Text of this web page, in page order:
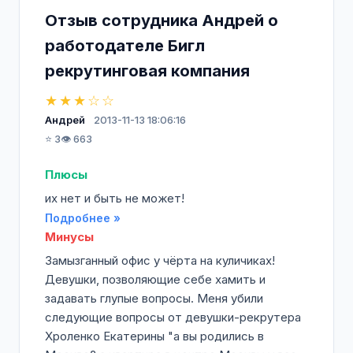
Отзыв сотрудника Андрей о
работодателе Бигл
рекрутинговая компания
★★★☆☆
Андрей
2013-11-13 18:06:16
⭐ 3👁️ 663
Плюсы
их нет и быть не может!
Подробнее »
Минусы
Замызганный офис у чёрта на куличиках!
Девушки, позволяющие себе хамить и
задавать глупые вопросы. Меня убили
следующие вопросы от девушки-рекрутера
Хроленко Екатерины "а вы родились в